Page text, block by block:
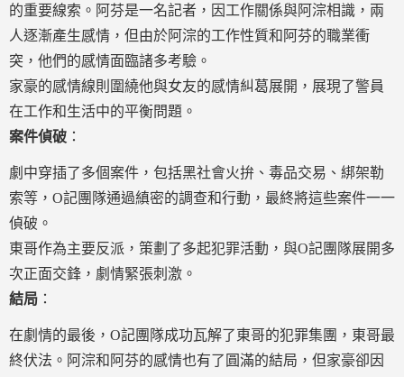
的重要線索。阿芬是一名記者，因工作關係與阿淙相識，兩
人逐漸產生感情，但由於阿淙的工作性質和阿芬的職業衝
突，他們的感情面臨諸多考驗。
家豪的感情線則圍繞他與女友的感情糾葛展開，展現了警員
在工作和生活中的平衡問題。
案件偵破 ：
劇中穿插了多個案件，包括黑社會火拚、毒品交易、綁架勒
索等，O記團隊通過縝密的調查和行動，最終將這些案件一一
偵破。
東哥作為主要反派，策劃了多起犯罪活動，與O記團隊展開多
次正面交鋒，劇情緊張刺激。
結局 ：
在劇情的最後，O記團隊成功瓦解了東哥的犯罪集團，東哥最
終伏法。阿淙和阿芬的感情也有了圓滿的結局，但家豪卻因